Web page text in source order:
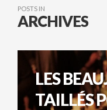
POSTS IN
ARCHIVES
LES
TAILLÉS